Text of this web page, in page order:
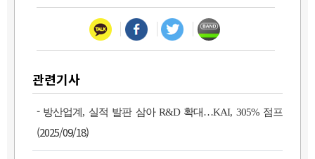
관련기사
- 방산업계, 실적 발판 삼아 R&D 확대…KAI, 305% 점프
(2025/09/18)